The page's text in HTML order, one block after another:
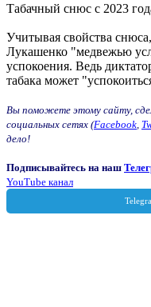
Табачный снюс с 2023
Учитывая свойства
Лукашенко "медвежью
успокоения. Ведь
табака может
Вы поможете этому сайту,
социальных сетях (Facebook
дело!
Подписывайтесь на наш
YouTube канал